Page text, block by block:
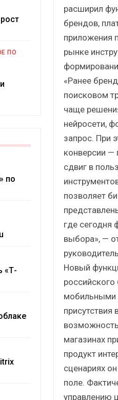
расширил
брендов,
приложения
рынке
«Ранее
поисковом
чаще
нейросети,
запрос. При
конверсии —
сдвиг в
позволяет
где сегодня
выбора», —
Новый
мобильными
магазинах
продукт
сценариях
поле.
управлению
ПО
по
«Т-
рынок ИБП?